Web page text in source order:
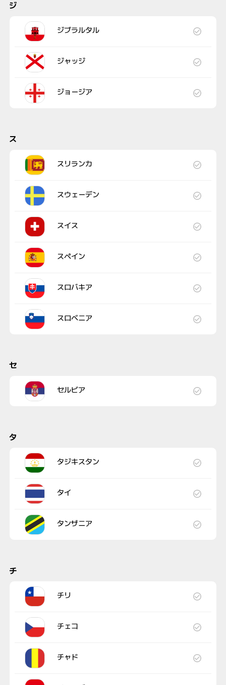
ジ
ジブラルタル
ジャッジ
ジョージア
ス
スリランカ
スウェーデン
スイス
スペイン
スロバキア
スロベニア
セ
セルビア
タ
タジキスタン
タイ
タンザニア
チ
チリ
チェコ
チャド